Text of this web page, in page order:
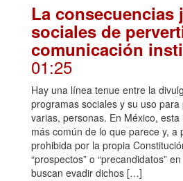
La consecuencias
sociales de
comunicación
01:25
Hay una línea tenue entre la
programas sociales y su uso
varias, personas. En México,
más común de lo que parece y, a
prohibida por la propia
“prospectos” o “precandidatos”
buscan evadir dichos […]